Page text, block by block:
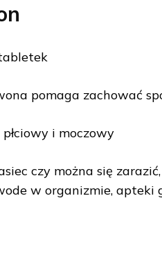
pomaga zachować
płciowy i moczowy
czy można się
w organizmie, apteki